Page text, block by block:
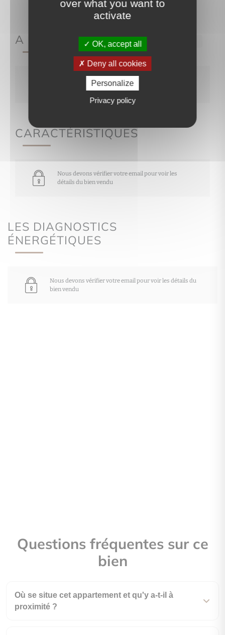
A PROPOS DE
Nous devons vérifier votre email pour voir les
CARACTÉRISTIQUES
Nous devons vérifier votre email pour voir les
détails du bien vendu
LES DIAGNOSTICS
ÉNERGÉTIQUES
Nous devons vérifier votre email pour voir les détails du
bien vendu
Questions fréquentes sur ce
bien
Où se situe cet appartement et qu'y a-t-il à
proximité ?
over what you want to
activate
OK, accept all
Deny all cookies
Personalize
Privacy policy